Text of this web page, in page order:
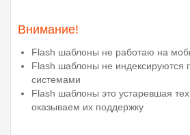
Внимание!
Flash шаблоны не работаю на
Flash шаблоны не индексируются
системами
Flash шаблоны это устаревшая
оказываем их поддержку